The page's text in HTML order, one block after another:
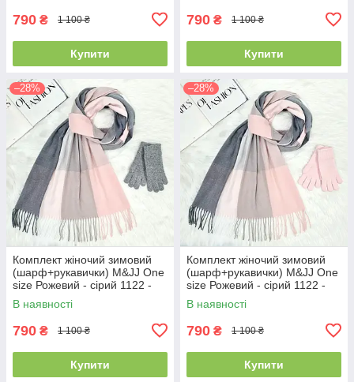
790 ₴ 1 100 ₴
Купити
790 ₴ 1 100 ₴
Купити
–28%
Комплект жіночий зимовий
(шарф+рукавички) M&JJ One
size Рожевий - сірий 1122 -
4002
В наявності
790 ₴ 1 100 ₴
Купити
–28%
Комплект жіночий зимовий
(шарф+рукавички) M&JJ One
size Рожевий - сірий 1122 -
4071
В наявності
790 ₴ 1 100 ₴
Купити